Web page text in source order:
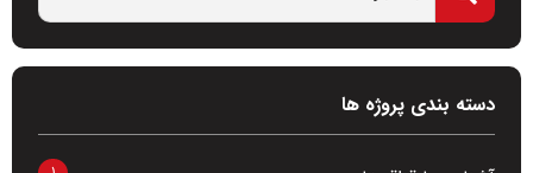
دسته بندی پروژه ها